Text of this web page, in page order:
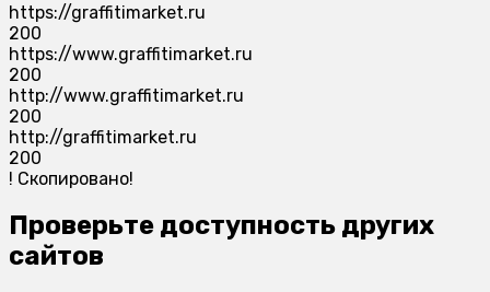
https://graffitimarket.ru
200
https://www.graffitimarket.ru
200
http://www.graffitimarket.ru
200
http://graffitimarket.ru
200
! Скопировано!
Проверьте доступность других
сайтов